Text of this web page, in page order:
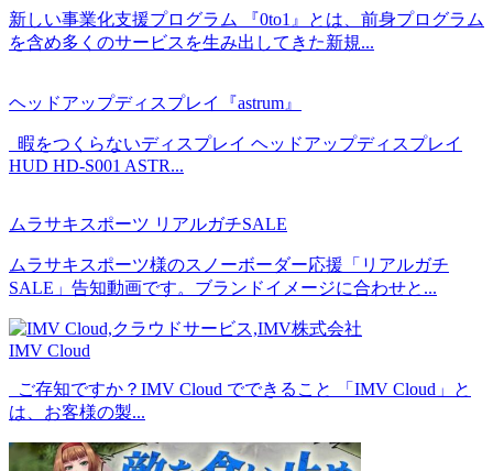
新しい事業化支援プログラム 『0to1』とは、前身プログラム
を含め多くのサービスを生み出してきた新規...
ヘッドアップディスプレイ『astrum』
暇をつくらないディスプレイ ヘッドアップディスプレイ
HUD HD-S001 ASTR...
ムラサキスポーツ リアルガチSALE
ムラサキスポーツ様のスノーボーダー応援「リアルガチ
SALE」告知動画です。ブランドイメージに合わせと...
IMV Cloud
ご存知ですか？IMV Cloud でできること 「IMV Cloud」と
は、お客様の製...